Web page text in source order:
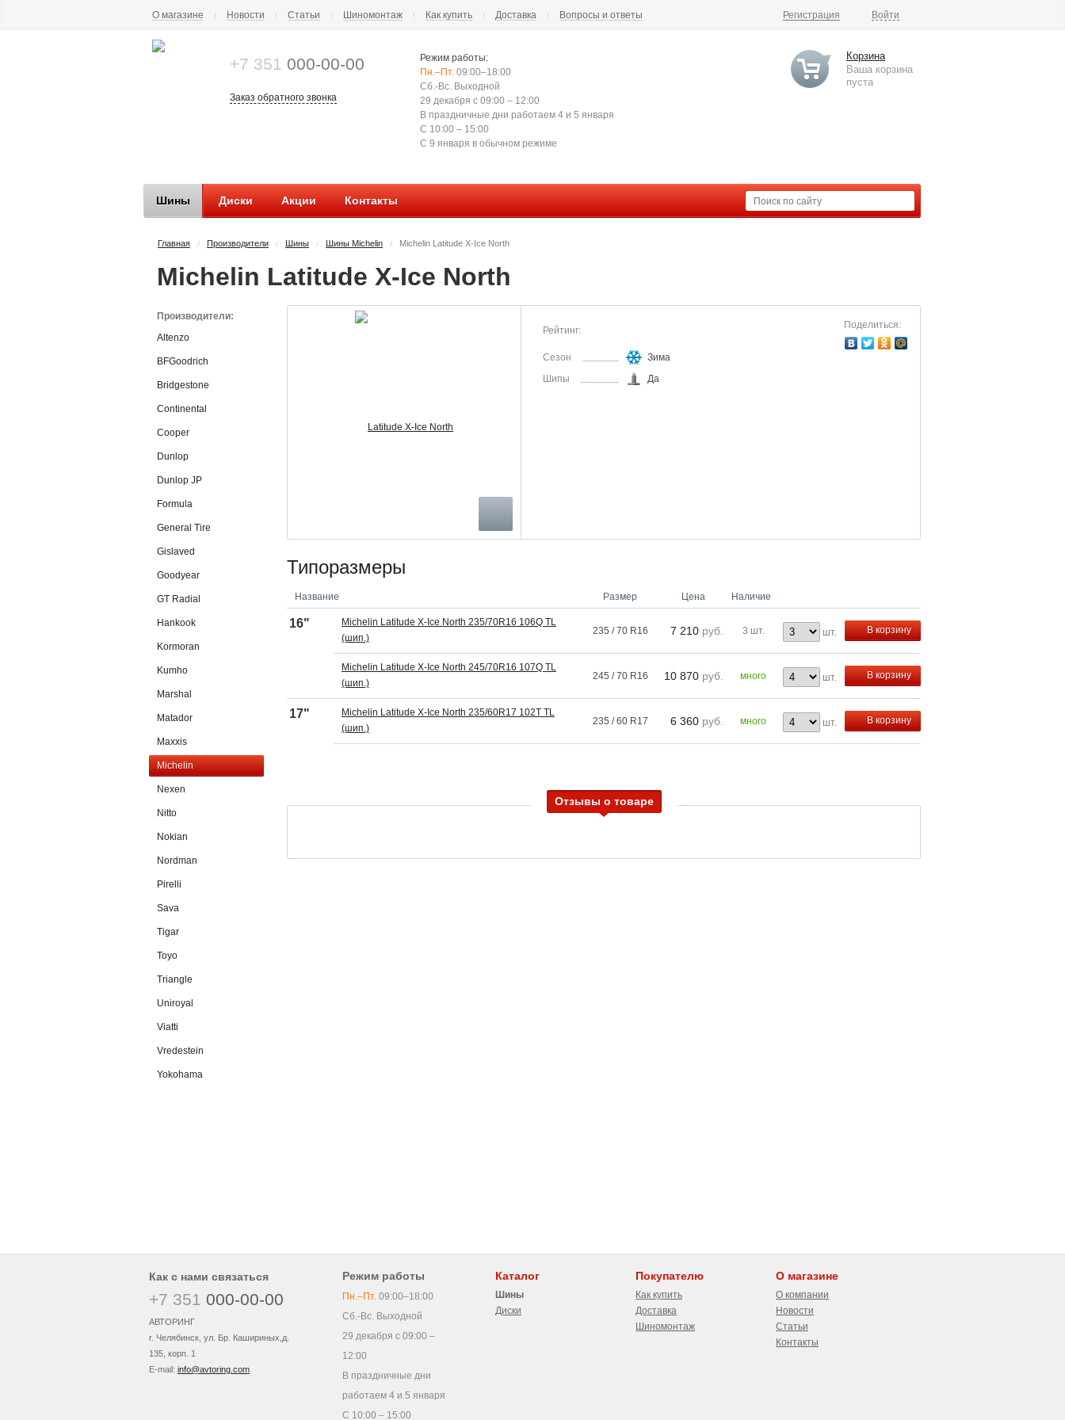
Регистрация Войти
О магазине Новости Статьи Шиномонтаж Как купить Доставка Вопросы и ответы
+7 351 000-00-00
Заказ обратного звонка
Режим работы:
Пн.–Пт. 09:00–18:00
Сб.-Вс. Выходной
29 декабря с 09:00 – 12:00
В праздничные дни работаем 4 и 5 января
С 10:00 – 15:00
С 9 января в обычном режиме
Корзина
Ваша корзина
пуста
Шины Диски Акции Контакты
Главная / Производители / Шины / Шины Michelin / Michelin Latitude X-Ice North
Michelin Latitude X-Ice North
Производители:
Altenzo
BFGoodrich
Bridgestone
Continental
Cooper
Dunlop
Dunlop JP
Formula
General Tire
Gislaved
Goodyear
GT Radial
Hankook
Kormoran
Kumho
Marshal
Matador
Maxxis
Michelin
Nexen
Nitto
Nokian
Nordman
Pirelli
Sava
Tigar
Toyo
Triangle
Uniroyal
Viatti
Vredestein
Yokohama
Рейтинг:
Сезон
Зима
Шипы
Да
Поделиться:
Типоразмеры
Название Размер Цена Наличие
16"
Michelin Latitude X-Ice North 235/70R16 106Q TL
(шип.)
235 / 70 R16 7 210 руб. 3 шт. шт. В корзину
Michelin Latitude X-Ice North 245/70R16 107Q TL
(шип.)
245 / 70 R16 10 870 руб. много шт. В корзину
17"
Michelin Latitude X-Ice North 235/60R17 102T TL
(шип.)
235 / 60 R17 6 360 руб. много шт. В корзину
Отзывы о товаре
Как с нами связаться
+7 351 000-00-00
АВТОРИНГ
г. Челябинск, ул. Бр. Кашириных,д.
135, корп. 1
E-mail: info@avtoring.com
Режим работы
Пн.–Пт.09:00–18:00
Сб.-Вс. Выходной
29 декабря с 09:00 –
12:00
В праздничные дни
работаем 4 и 5 января
С 10:00 – 15:00
Каталог
Шины
Диски
Покупателю
Как купить
Доставка
Шиномонтаж
О магазине
О компании
Новости
Статьи
Контакты